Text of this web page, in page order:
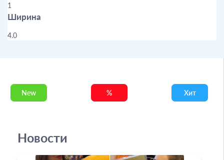
1
Ширина
4.0
New % Хит
Новости